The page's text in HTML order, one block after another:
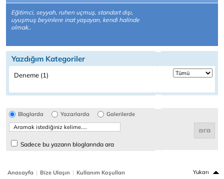
Eğitimci, seyyah, ruhen uçmuş, standart dışı,
uyuşmuş beyinlere inat yaşayan, kendi halinde
olmak..
Yazdığım Kategoriler
Deneme (1)
Bloglarda Yazarlarda Galerilerde
Sadece bu yazarın bloglarında ara
Anasayfa | Bize Ulaşın | Kullanım Koşulları Yukarı